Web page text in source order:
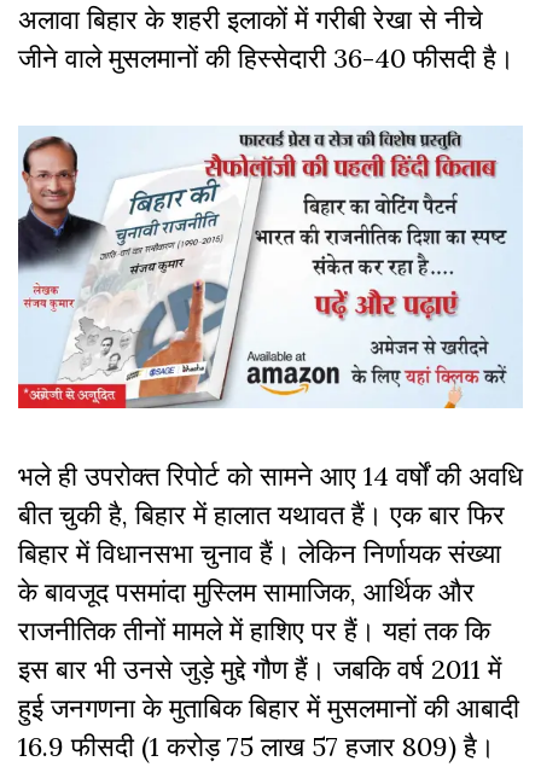
अलावा बिहार के शहरी इलाकों में गरीबी रेखा से नीचे
जीने वाले मुसलमानों की हिस्सेदारी 36-40 फीसदी है।
भले ही उपरोक्त रिपोर्ट को सामने आए 14 वर्षों की अवधि
बीत चुकी है, बिहार में हालात यथावत हैं। एक बार फिर
बिहार में विधानसभा चुनाव हैं। लेकिन निर्णायक संख्या
के बावजूद पसमांदा मुस्लिम सामाजिक, आर्थिक और
राजनीतिक तीनों मामले में हाशिए पर हैं। यहां तक कि
इस बार भी उनसे जुड़े मुद्दे गौण हैं। जबकि वर्ष 2011 में
हुई जनगणना के मुताबिक बिहार में मुसलमानों की आबादी
16.9 फीसदी (1 करोड़ 75 लाख 57 हजार 809) है।